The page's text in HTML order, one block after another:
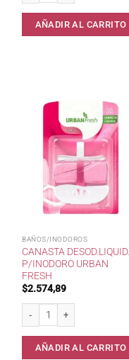
AÑADIR AL CARRITO
BAÑOS/INODOROS
CANASTA
P/INODORO URBAN
FRESH
$2.574,89
AÑADIR AL CARRITO